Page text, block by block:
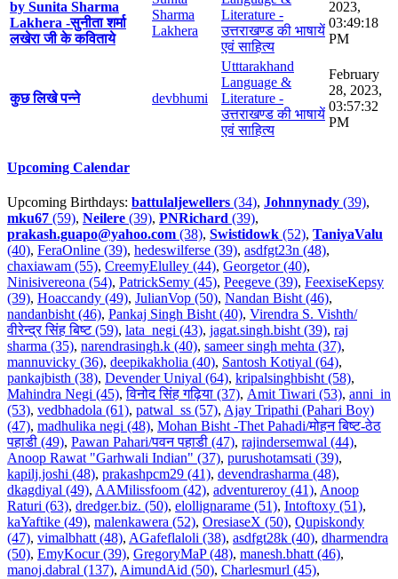
by Sunita Sharma
Lakhera -सुनीता शर्मा
लखेरा जी के कविताये
Sharma
Lakhera
Literature -
उत्तराखण्ड की भाषायें
एवं साहित्य
2023,
03:49:18
PM
कुछ लिखे पन्ने devbhumi
Utttarakhand
Language &
Literature -
उत्तराखण्ड की भाषायें
एवं साहित्य
February
28, 2023,
03:57:32
PM
Upcoming Calendar
Upcoming Birthdays: battulaljewellers (34), Johnnynady (39),
mku67 (59), Neilere (39), PNRichard (39),
prakash.guapo@yahoo.com (38), Swistidowk (52), TaniyaValu
(40), FeraOnline (39), hedeswilferse (39), asdfgt23n (48),
chaxiawam (55), CreemyElulley (44), Georgetor (40),
Ninisivereona (54), PatrickSemy (45), Peegeve (39), FeexiseKepsy
(39), Hoaccandy (49), JulianVop (50), Nandan Bisht (46),
nandanbisht (46), Pankaj Singh Bisht (40), Virendra S. Vishth/
वीरेन्द्र सिंह बिष्ट (59), lata_negi (43), jagat.singh.bisht (39), raj
sharma (35), narendrasingh.k (40), sameer singh mehta (37),
mannuvicky (36), deepikakholia (40), Santosh Kotiyal (64),
pankajbisth (38), Devender Uniyal (64), kripalsinghbisht (58),
Mahindra Negi (45),विनोद सिंह गढ़िया (37), Amit Tiwari (53), anni_in
(53), vedbhadola (61), patwal_ss (57), Ajay Tripathi (Pahari Boy)
(47), madhulika negi (48), Mohan Bisht -Thet Pahadi/मोहन बिष्ट-ठेठ
पहाडी (49), Pawan Pahari/पवन पहाडी (47), rajindersemwal (44),
Anoop Rawat "Garhwali Indian" (37), purushotamsati (39),
kapilj.joshi (48), prakashpcm29 (41), devendrasharma (48),
dkagdiyal (49), AAMilissfoom (42), adventureroy (41), Anoop
Raturi (63), dredger.biz. (50), elollignarame (51), Intoftoxy (51),
kaYaftike (49), malenkawera (52), OresiaseX (50), Qupiskondy
(47), vimalbhatt (48), AGafeflaloli (38), asdfgt28k (40), dharmendra
(50), EmyKocur (39), GregoryMaP (48), manesh.bhatt (46),
manoj.dabral (137), AimundAid (50), Charlesmurl (45),